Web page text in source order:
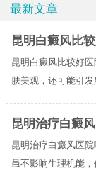
最新文章
昆明白癜风比
昆明白癜风比较好
肤美观，还可能引
昆明治疗白癜
昆明治疗白癜风医
虽不影响生理机能